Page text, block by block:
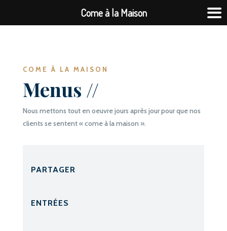
COME À LA MAISON
Menus //
Nous mettons tout en oeuvre jours après jour pour que nos
clients se sentent « come à la maison ».
PARTAGER
ENTRÉES
Come à la Maison